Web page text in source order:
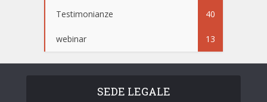
Testimonianze 40
webinar 13
SEDE LEGALE